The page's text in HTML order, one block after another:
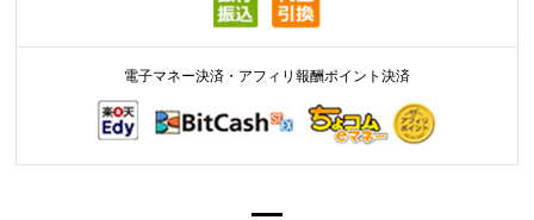
電子マネー決済・アフィリ報酬ポイント決済